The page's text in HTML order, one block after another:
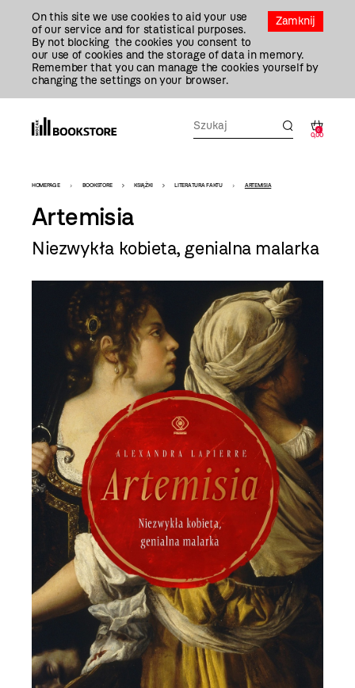
Zamknij
On this site we use cookies to aid your use
of our service and for statistical purposes.
By not blocking the cookies you consent to
our use of cookies and the storage of data in memory.
Remember that you can manage the cookies yourself by
changing the settings on your browser.
0
0,00
Bookstore
-
szablon
szczegóły
HOMEPAGE BOOKSTORE KSIĄŻKI LITERATURA FAKTU ARTEMISIA
Artemisia
Niezwykła kobieta, genialna malarka